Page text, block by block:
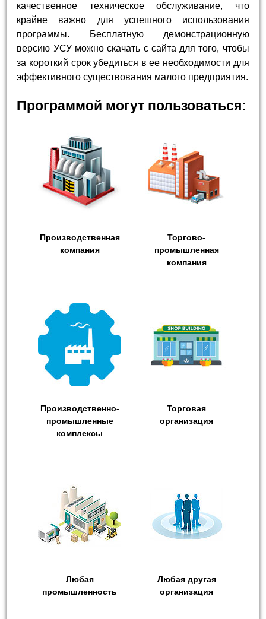
качественное техническое обслуживание, что
крайне важно для успешного использования
программы. Бесплатную демонстрационную
версию УСУ можно скачать с сайта для того, чтобы
за короткий срок убедиться в ее необходимости для
эффективного существования малого предприятия.
Программой могут пользоваться:
Производственная
компания
Торгово-
промышленная
компания
Производственно-
промышленные
комплексы
Торговая
организация
Любая
промышленность
Любая другая
организация